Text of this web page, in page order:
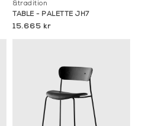
&tradition
TABLE - PALETTE JH7
15.665 kr